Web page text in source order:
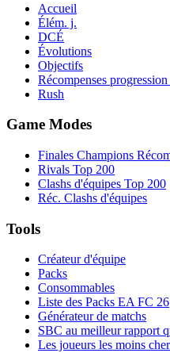
Accueil
Élém. j.
DCÉ
Évolutions
Objectifs
Récompenses progression
Rush
Game Modes
Finales Champions
Rivals Top 200
Clashs d'équipes Top 200
Réc. Clashs d'équipes
Tools
Créateur d'équipe
Packs
Consommables
Liste des Packs EA FC 26
Générateur de matchs
SBC au meilleur rapport
Les joueurs les moins